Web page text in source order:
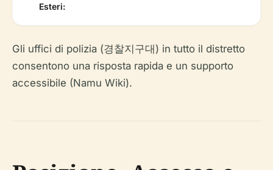
Esteri:
Gli uffici di polizia (경찰지구대) in tutto il distretto
consentono una risposta rapida e un supporto
accessibile (Namu Wiki).